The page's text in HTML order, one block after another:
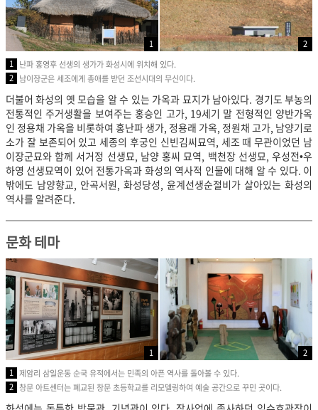
1
2
1 난파 홍영후 선생의 생가가 화성시에 위치해 있다.
2 남이장군은 세조에게 총애를 받던 조선시대의 무신이다.
더불어 화성의 옛 모습을 알 수 있는 가옥과 묘지가 남아있다. 경기도 부농의
전통적인 주거생활을 보여주는 홍승인 고가, 19세기 말 전형적인 양반가옥
인 정용채 가옥을 비롯하여 홍난파 생가, 정용래 가옥, 정원채 고가, 남양기로
소가 잘 보존되어 있고 세종의 후궁인 신빈김씨묘역, 세조 때 무관이었던 남
이장군묘와 함께 서거정 선생묘, 남양 홍씨 묘역, 백천장 선생묘, 우성전•우
하영 선생묘역이 있어 전통가옥과 화성의 역사적 인물에 대해 알 수 있다. 이
밖에도 남양향교, 안곡서원, 화성당성, 윤계선생순절비가 살아있는 화성의
역사를 알려준다.
문화 테마
1
2
1 제암리 삼일운동 순국 유적에서는 민족의 아픈 역사를 돌아볼 수 있다.
2 창문 아트센터는 폐교된 창문 초등학교를 리모델링하여 예술 공간으로 꾸민 곳이다.